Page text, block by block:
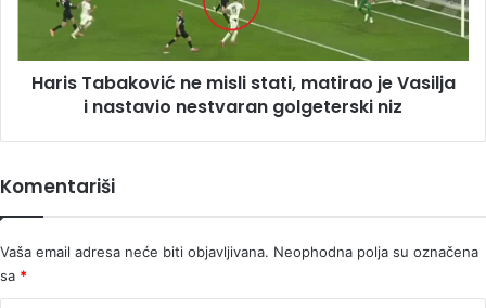
Vasilja
i
nastavio
Haris Tabaković ne misli stati, matirao je Vasilja
i nastavio nestvaran golgeterski niz
Komentariši
Vaša email adresa neće biti objavljivana. Neophodna polja su označena
sa *